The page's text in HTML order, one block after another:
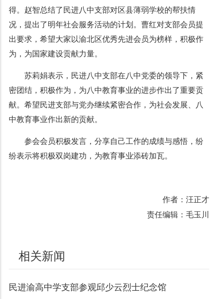
得。赵智总结了民进八中支部对区县薄弱学校的帮扶情
况，提出了明年社会服务活动的计划。曹红对支部会员提
出要求，希望大家以渝北区优秀先进会员为榜样，积极作
为，为国家建设贡献力量。
苏莉娟表示，民进八中支部在八中党委的领导下，紧
密团结，积极作为，为八中教育事业的进步作出了重要贡
献。希望民进支部与党办继续紧密合作，为社会发展、八
中教育事业作出新的贡献。
参会会员积极发言，分享自己工作的成绩与感悟，纷
纷表示将积极双岗建功，为教育事业添砖加瓦。
作者：汪正才
责任编辑：毛玉川
相关新闻
民进渝高中学支部参观邱少云烈士纪念馆